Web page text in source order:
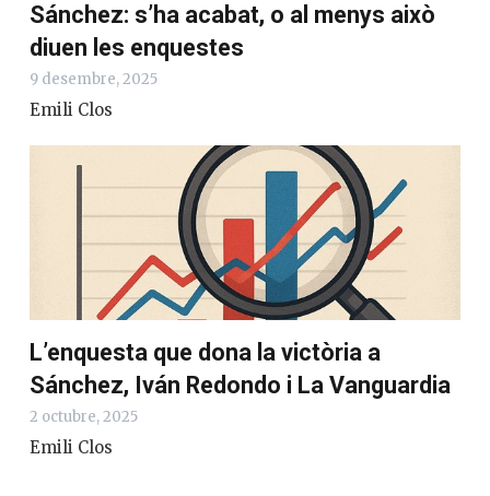
Sánchez: s’ha acabat, o al menys això
diuen les enquestes
9 desembre, 2025
Emili Clos
L’enquesta que dona la victòria a
Sánchez, Iván Redondo i La Vanguardia
2 octubre, 2025
Emili Clos